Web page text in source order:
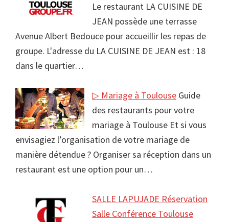
Le restaurant LA CUISINE DE
JEAN possède une terrasse
Avenue Albert Bedouce pour accueillir les repas de
groupe. L'adresse du LA CUISINE DE JEAN est : 18
dans le quartier…
▷ Mariage à Toulouse Guide
des restaurants pour votre
mariage à Toulouse Et si vous
envisagiez l’organisation de votre mariage de
manière détendue ? Organiser sa réception dans un
restaurant est une option pour un…
SALLE LAPUJADE Réservation
Salle Conférence Toulouse